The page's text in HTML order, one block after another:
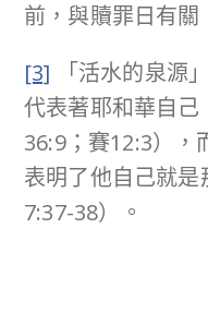
前，與贖罪日有關
[3] 「活水的泉源
代表著耶和華自
36:9；賽12:3），
表明了他自己就
7:37-38）。